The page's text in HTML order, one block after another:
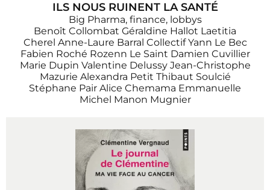
ILS NOUS RUINENT LA SANTÉ
Big Pharma, finance, lobbys
Benoît Collombat Géraldine Hallot Laetitia
Cherel Anne-Laure Barral Collectif Yann Le Bec
Fabien Roché Rozenn Le Saint Damien Cuvillier
Marie Dupin Valentine Delussy Jean-Christophe
Mazurie Alexandra Petit Thibaut Soulcié
Stéphane Pair Alice Chemama Emmanuelle
Michel Manon Mugnier